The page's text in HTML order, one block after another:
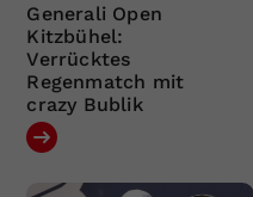
Generali Open
Kitzbühel:
Verrücktes
Regenmatch mit
crazy Bublik